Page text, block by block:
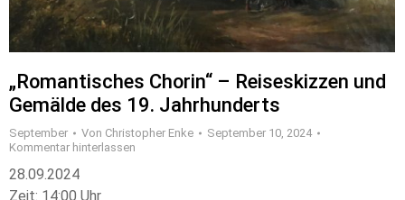
„Romantisches Chorin“ – Reiseskizzen und
Gemälde des 19. Jahrhunderts
September Von Christopher Enke
September 10, 2024
Kommentar hinterlassen
28.09.2024
Zeit: 14:00 Uhr